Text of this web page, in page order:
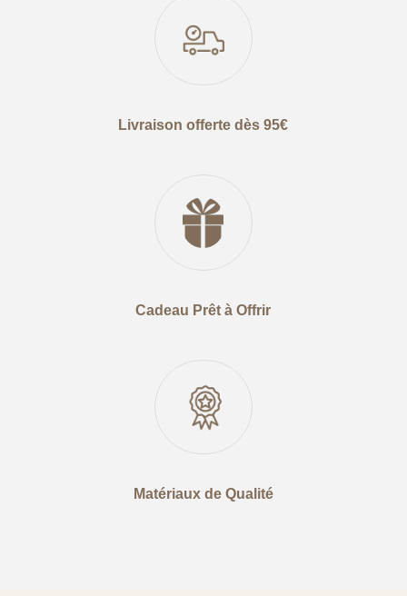
Livraison offerte dès 95€
Cadeau Prêt à Offrir
Matériaux de Qualité